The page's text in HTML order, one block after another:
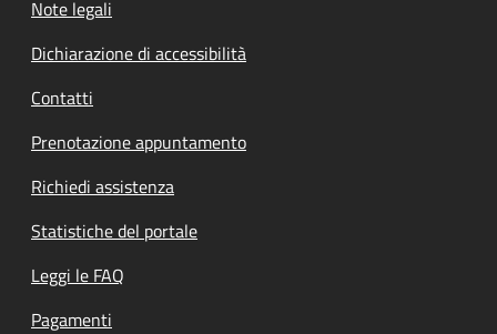
Note legali
Dichiarazione di accessibilità
Contatti
Prenotazione appuntamento
Richiedi assistenza
Statistiche del portale
Leggi le FAQ
Pagamenti